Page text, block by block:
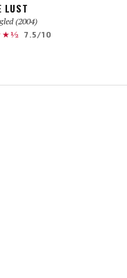
LUST
(2004)
7.5/10